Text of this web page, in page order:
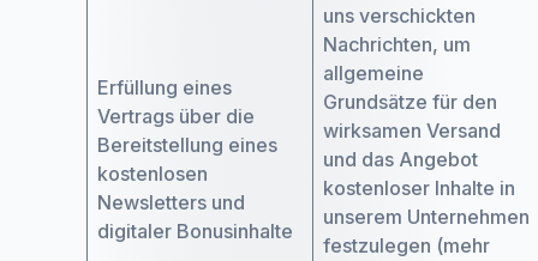
Erfüllung eines
Vertrags über die
Bereitstellung eines
kostenlosen
Newsletters und
digitaler Bonusinhalte
uns verschickten
Nachrichten, um
allgemeine
Grundsätze für den
wirksamen Versand
und das Angebot
kostenloser Inhalte in
unserem Unternehmen
festzulegen (mehr